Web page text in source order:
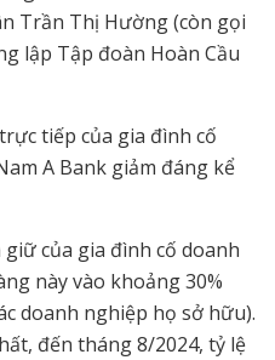
Trần Thị Hường (còn gọi
lập Tập đoàn Hoàn Cầu
tiếp của gia đình cố
A Bank giảm đáng kể
của gia đình cố doanh
này vào khoảng 30%
doanh nghiệp họ sở hữu).
đến tháng 8/2024, tỷ lệ